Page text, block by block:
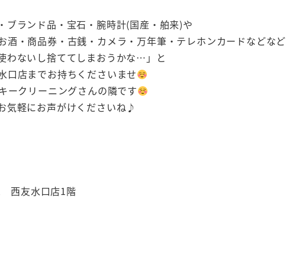
ブランド品・宝石・腕時計(国産・舶来)や
酒・商品券・古銭・カメラ・万年筆・テレホンカードなどなど
わないし捨ててしまおうかな…」と
口店までお持ちくださいませ
ークリーニングさんの隣です
気軽にお声がけくださいね♪
西友水口店1階